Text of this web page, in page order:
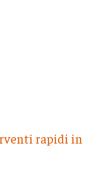
rapidi in